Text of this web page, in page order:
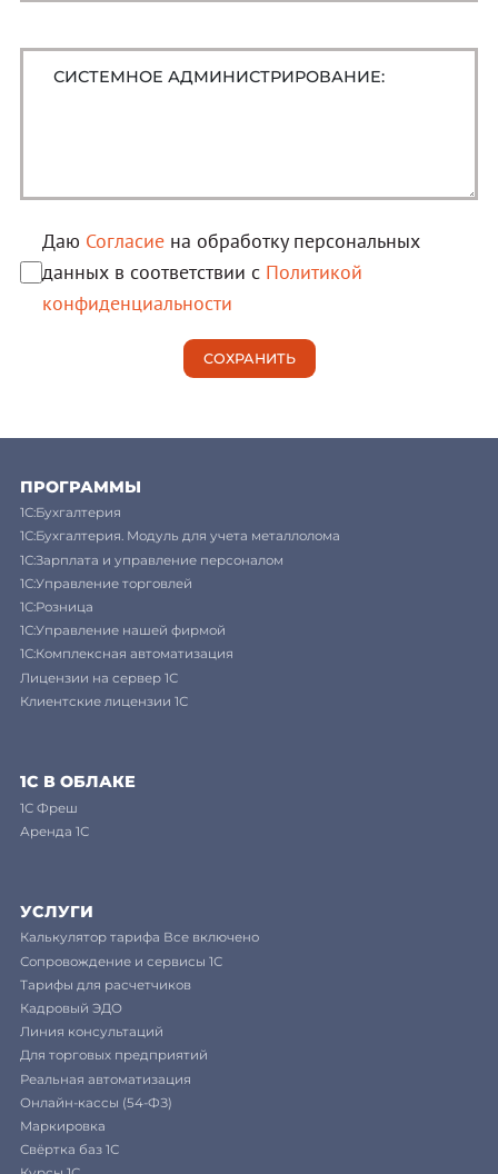
Даю Согласие на обработку персональных
данных в соответствии с Политикой
конфиденциальности
ПРОГРАММЫ
1С:Бухгалтерия
1С:Бухгалтерия. Модуль для учета металлолома
1С:Зарплата и управление персоналом
1С:Управление торговлей
1С:Розница
1С:Управление нашей фирмой
1С:Комплексная автоматизация
Лицензии на сервер 1С
Клиентские лицензии 1С
1С В ОБЛАКЕ
1C Фреш
Аренда 1С
УСЛУГИ
Калькулятор тарифа Все включено
Сопровождение и сервисы 1С
Тарифы для расчетчиков
Кадровый ЭДО
Линия консультаций
Для торговых предприятий
Реальная автоматизация
Онлайн-кассы (54-ФЗ)
Маркировка
Свёртка баз 1С